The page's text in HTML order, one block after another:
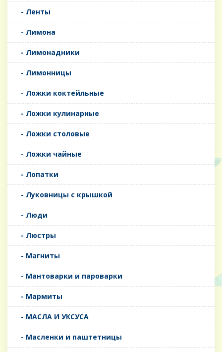
- Ленты
- Лимона
- Лимонадники
- Лимонницы
- Ложки коктейльные
- Ложки кулинарные
- Ложки столовые
- Ложки чайные
- Лопатки
- Луковницы с крышкой
- Люди
- Люстры
- Магниты
- Мантоварки и пароварки
- Мармиты
- МАСЛА И УКСУСА
- Масленки и паштетницы